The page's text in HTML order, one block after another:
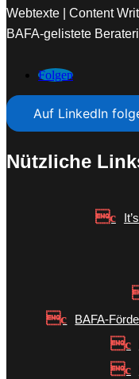
Webtexte | Content
BAFA-gelistete
Folgen
Auf LinkedIn
Nützliche
BAFA-